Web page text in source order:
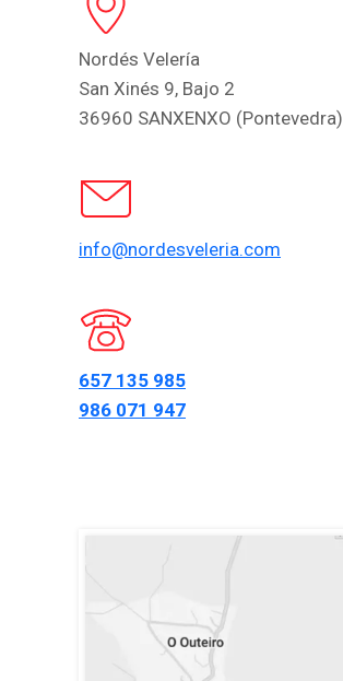
Nordés Velería
San Xinés 9, Bajo 2
36960 SANXENXO (Pontevedra)
info@nordesveleria.com
657 135 985
986 071 947